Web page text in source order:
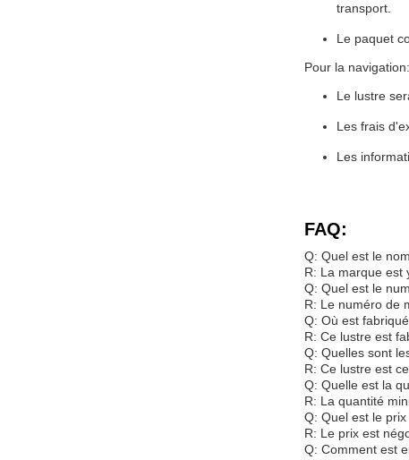
transport.
Le paquet
Pour la navigation:
Le lustre
Les frais
Les
FAQ:
Q: Quel est le
R: La marque est
Q: Quel est le
R: Le numéro de
Q: Où est
R: Ce lustre est
Q: Quelles sont
R: Ce lustre est
Q: Quelle est la
R: La quantité
Q: Quel est le
R: Le prix est
Q: Comment est